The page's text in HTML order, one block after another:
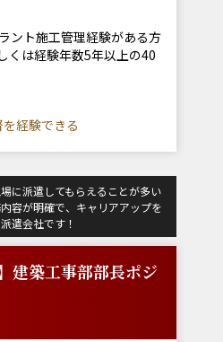
ント施工管理経験がある方
くは経験年数5年以上の40
経験できる
に派遣してもらえることが多い
容が明確で、キャリアアップを
遣会社です！
建築工事部部長ポジ